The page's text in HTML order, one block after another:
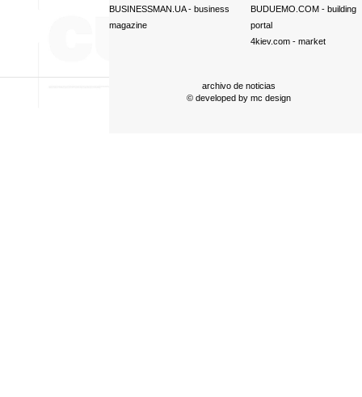
BUSINESSMAN.UA- business
magazine
BUDUEMO.COM- building
portal
4kiev.com- market
archivo de noticias
© developed by mc design